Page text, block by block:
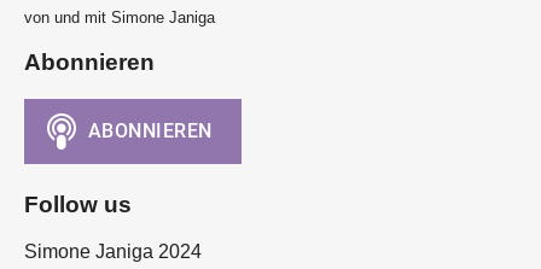
von und mit Simone Janiga
Abonnieren
Follow us
Simone Janiga 2024